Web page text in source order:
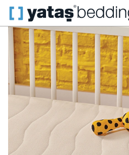
Anasayfa Yataklar Yatak Çeşidi